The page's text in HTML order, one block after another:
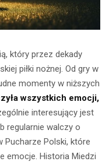
który przez dekady
piłki nożnej. Od gry w
momenty w niższych
wszystkich emocji,
interesujący jest
regularnie walczy o
Pucharze Polski, które
emocje. Historia Miedzi